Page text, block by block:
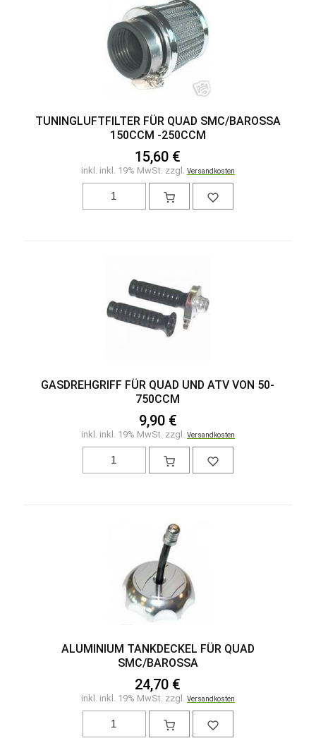
TUNINGLUFTFILTER FÜR QUAD SMC/BAROSSA
150CCM -250CCM
15,60 €
inkl. inkl. 19% MwSt. zzgl. Versandkosten
GASDREHGRIFF FÜR QUAD UND ATV VON 50-
750CCM
9,90 €
inkl. inkl. 19% MwSt. zzgl. Versandkosten
ALUMINIUM TANKDECKEL FÜR QUAD
SMC/BAROSSA
24,70 €
inkl. inkl. 19% MwSt. zzgl. Versandkosten